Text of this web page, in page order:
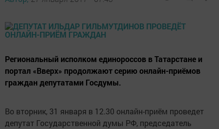
Региональный исполком единороссов в Татарстане и
портал «Вверх» продолжают серию онлайн-приёмов
граждан депутатами Госдумы.
Во вторник, 31 января в 12.30 онлайн-приём проведет
депутат Государственной думы РФ, председатель